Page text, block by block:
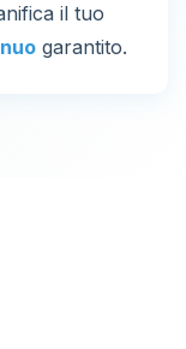
il tuo
garantito.